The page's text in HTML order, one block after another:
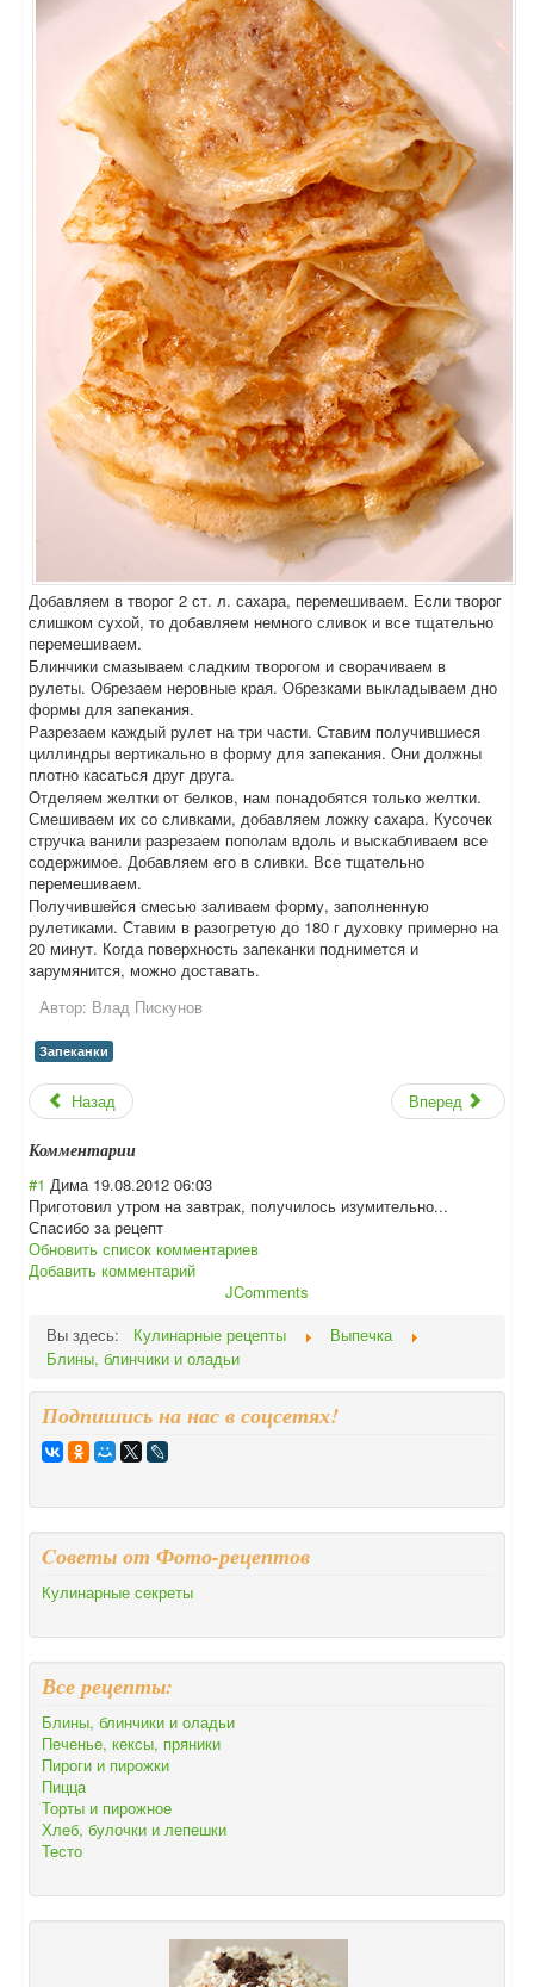
Добавляем в творог 2 ст. л. сахара, перемешиваем. Если творог
слишком сухой, то добавляем немного сливок и все тщательно
перемешиваем.
Блинчики смазываем сладким творогом и сворачиваем в
рулеты. Обрезаем неровные края. Обрезками выкладываем дно
формы для запекания.
Разрезаем каждый рулет на три части. Ставим получившиеся
циллиндры вертикально в форму для запекания. Они должны
плотно касаться друг друга.
Отделяем желтки от белков, нам понадобятся только желтки.
Смешиваем их со сливками, добавляем ложку сахара. Кусочек
стручка ванили разрезаем пополам вдоль и выскабливаем все
содержимое. Добавляем его в сливки. Все тщательно
перемешиваем.
Получившейся смесью заливаем форму, заполненную
рулетиками. Ставим в разогретую до 180 г духовку примерно на
20 минут. Когда поверхность запеканки поднимется и
зарумянится, можно доставать.
Автор: Влад Пискунов
Запеканки
Назад Вперед
Комментарии
#1 Дима 19.08.2012 06:03
Приготовил утром на завтрак, получилось изумительно...
Спасибо за рецепт
Обновить список комментариев
Добавить комментарий
JComments
Вы здесь:
Кулинарные рецепты
Выпечка
Блины, блинчики и оладьи
Подпишись на нас в соцсетях!
Cоветы от Фото-рецептов
Кулинарные секреты
Все рецепты:
Блины, блинчики и оладьи
Печенье, кексы, пряники
Пироги и пирожки
Пицца
Торты и пирожное
Хлеб, булочки и лепешки
Тесто